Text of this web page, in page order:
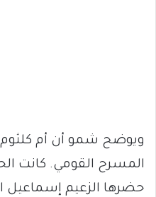
ويوضح شمو أن أم
المسرح القومي. كانت
حضرها الزعيم إسماعيل